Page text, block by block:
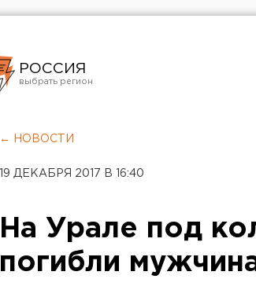
РОССИЯ
Челябинск
← НОВОСТИ
19 ДЕКАБРЯ 2017 В 16:40
На Урале под
погибли